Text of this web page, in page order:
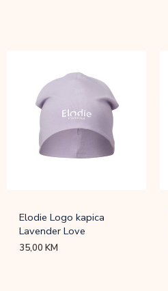
Elodie Logo kapica
Lavender Love
35,00KM